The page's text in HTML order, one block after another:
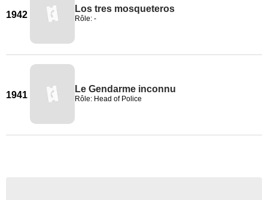
1942
Los tres mosqueteros
Rôle: -
1941
Le Gendarme inconnu
Rôle: Head of Police